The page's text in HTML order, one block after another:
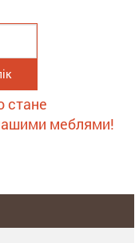
стане
меблями!